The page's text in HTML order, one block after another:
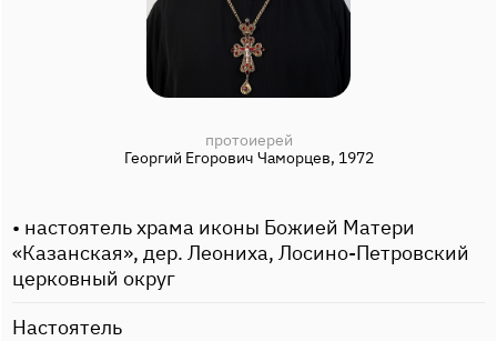
протоиерей
Георгий Егорович Чаморцев, 1972
• настоятель храма иконы Божией Матери
«Казанская», дер. Леониха, Лосино-Петровский
церковный округ
Настоятель